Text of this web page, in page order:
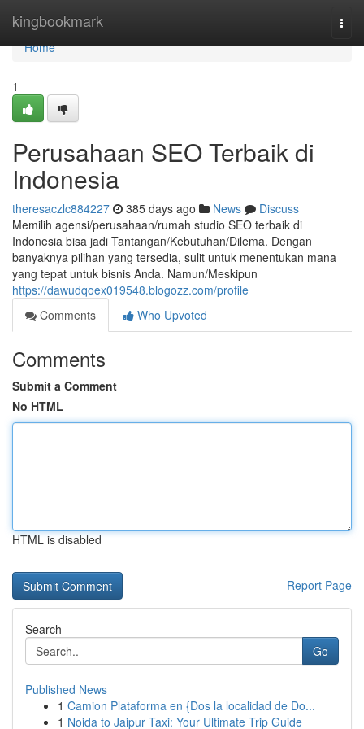
kingbookmark
Home
Home
1
Perusahaan SEO Terbaik di
Indonesia
theresaczlc884227 385 days ago News
Discuss
Memilih agensi/perusahaan/rumah studio SEO terbaik di
Indonesia bisa jadi Tantangan/Kebutuhan/Dilema. Dengan
banyaknya pilihan yang tersedia, sulit untuk menentukan mana
yang tepat untuk bisnis Anda. Namun/Meskipun
https://dawudqoex019548.blogozz.com/profile
Comments
Who Upvoted
Comments
Submit a Comment
No HTML
HTML is disabled
Report Page
Search
Go
Published News
1 Camion Plataforma en {Dos la localidad de Do...
1 Noida to Jaipur Taxi: Your Ultimate Trip Guide